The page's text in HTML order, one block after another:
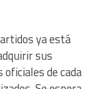
ya está
sus
de cada